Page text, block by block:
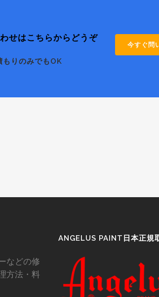
せはこちらからどうぞ
もりのみでもOK
今すぐ問
などの修
方法・料
ANGELUS PAINT日本正規